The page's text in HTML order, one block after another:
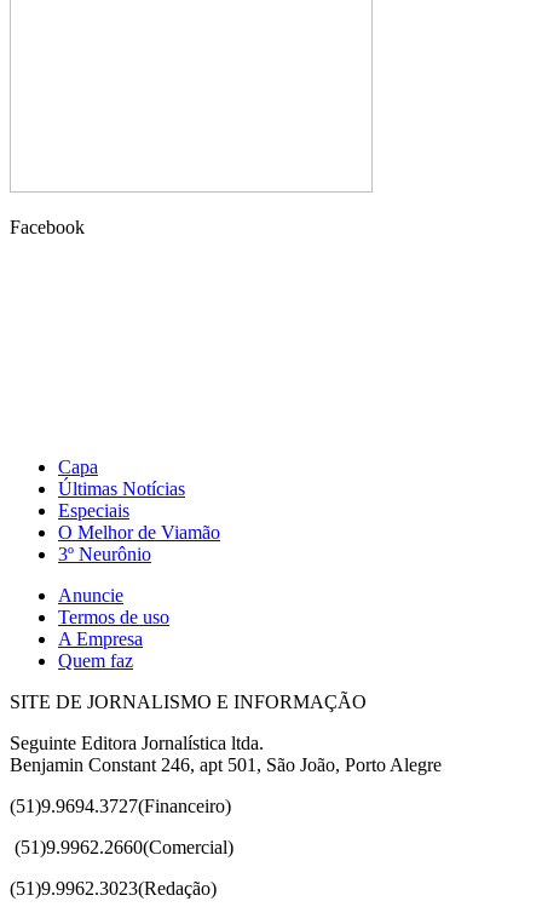
Facebook
Capa
Últimas Notícias
Especiais
O Melhor de Viamão
3º Neurônio
Anuncie
Termos de uso
A Empresa
Quem faz
SITE DE JORNALISMO E INFORMAÇÃO
Seguinte Editora Jornalística ltda.
Benjamin Constant 246, apt 501, São João, Porto Alegre
(51)9.9694.3727(Financeiro)
(51)9.9962.2660(Comercial)
(51)9.9962.3023(Redação)